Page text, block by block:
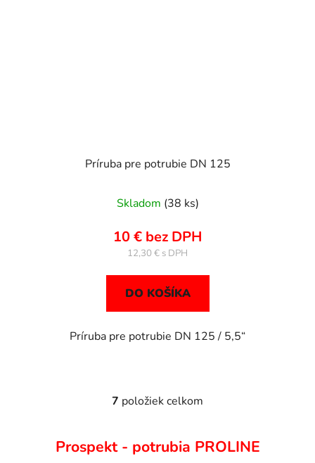
Príruba pre potrubie DN 125
Skladom (38 ks)
10 € bez DPH
12,30 €
DO KOŠÍKA
Príruba pre potrubie DN 125 / 5,5“
O
á
7 položiek celkom
Prospekt - potrubia PROLINE